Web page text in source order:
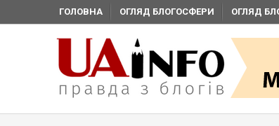
ГОЛОВНА ОГЛЯД БЛОГОСФЕРИ ОГЛЯД